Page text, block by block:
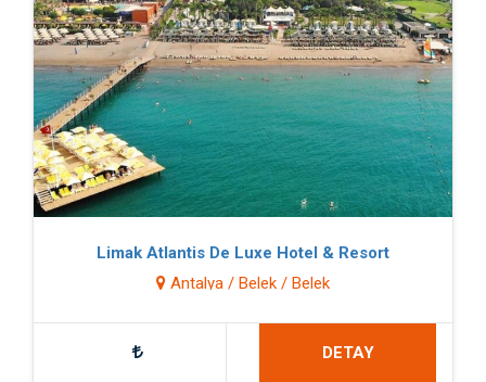
Limak Atlantis De Luxe Hotel & Resort
Antalya / Belek / Belek
DETAY